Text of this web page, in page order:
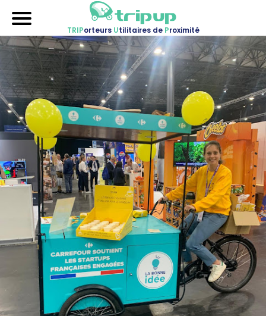
TRIPorteurs Utilitaires de Proximité
Accueil
Nos véhicules
Références
Sur-mesure
Mariages
Blog
FAQ
A propos
Contactez-nous !